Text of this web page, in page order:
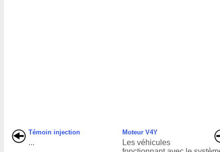
Témoin injection
...
Moteur V4Y
Les véhicules